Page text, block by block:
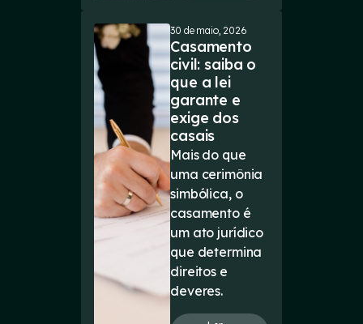
30 de maio, 2026
Casamento
civil: saiba o
que a lei
garante e
exige dos
casais
Mais do que
uma cerimônia
simbólica, o
casamento é
um ato jurídico
que determina
direitos e
deveres.